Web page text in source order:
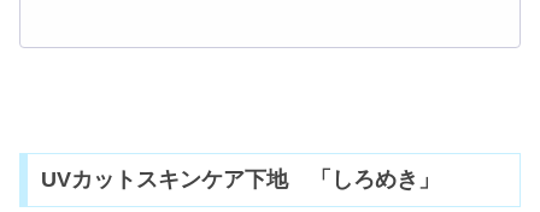
UVカットスキンケア下地 「しろめき」